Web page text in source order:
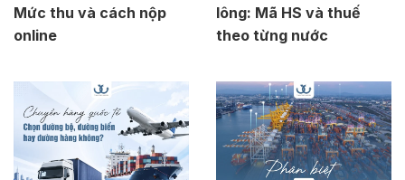
Mức thu và cách nộp
online
lông: Mã HS và thuế
theo từng nước